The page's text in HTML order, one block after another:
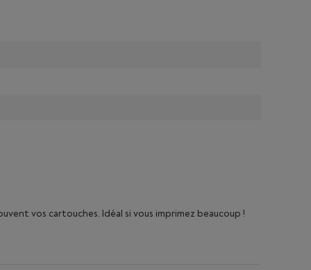
vos cartouches. Idéal si vous imprimez beaucoup !